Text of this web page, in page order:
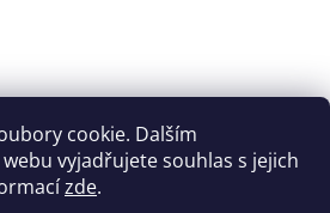
cookie. Dalším
vyjadřujete souhlas s jejich
zde.